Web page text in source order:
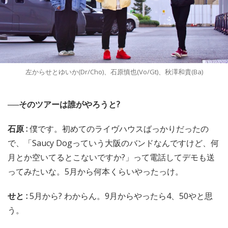
左からせとゆいか(Dr/Cho)、石原慎也(Vo/Gt)、秋澤和貴(Ba)
──そのツアーは誰がやろうと?
石原 :僕です。初めてのライヴハウスばっかりだったの
で、「Saucy Dogっていう大阪のバンドなんですけど、何
月とか空いてるとこないですか?」って電話してデモも送
ってみたいな。5月から何本くらいやったっけ。
せと :5月から? わからん。9月からやったら4、50やと思
う。